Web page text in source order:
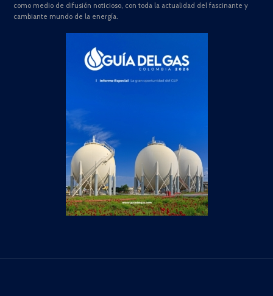
como medio de difusión noticioso, con toda la actualidad del fascinante y
cambiante mundo de la energía.